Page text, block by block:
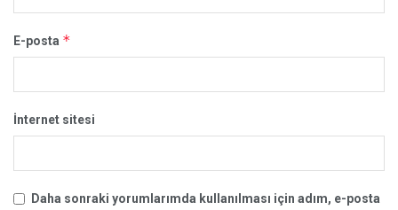
E-posta *
İnternet sitesi
Daha sonraki yorumlarımda kullanılması için adım, e-posta